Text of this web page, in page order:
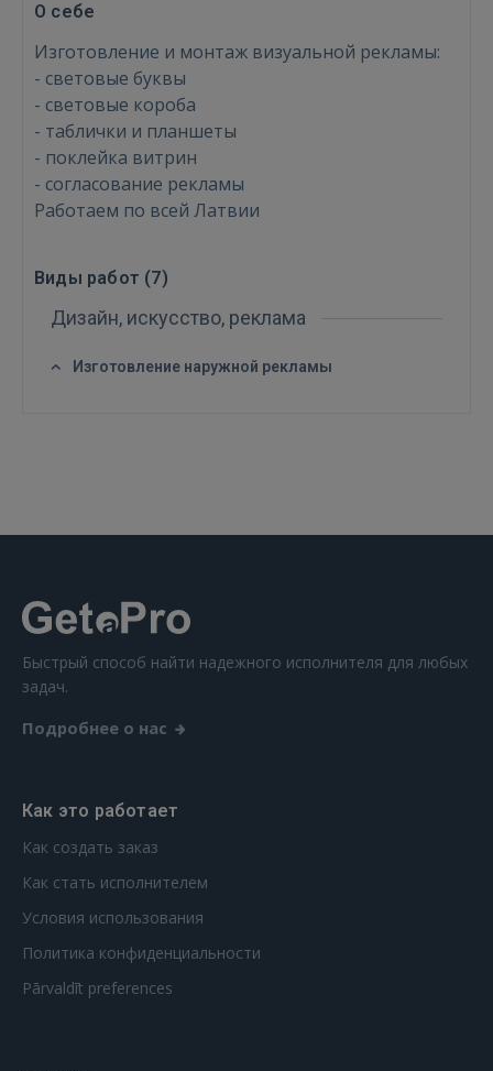
Войти
ВОЙТИ
Ещё не зарегистрированы?
О себе
Изготовление и монтаж визуальной рекламы:
- световые буквы
- световые короба
- таблички и планшеты
- поклейка витрин
- согласование рекламы
Работаем по всей Латвии
Виды работ (7)
Дизайн, искусство, реклама
Изготовление наружной рекламы
Быстрый способ найти надежного исполнителя для любых
задач.
Подробнее о нас
Как это работает
Как создать заказ
Как стать исполнителем
Условия использования
Политика конфиденциальности
Pārvaldīt preferences